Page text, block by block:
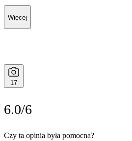
Więcej
17
6.0/6
Czy ta opinia była pomocna?